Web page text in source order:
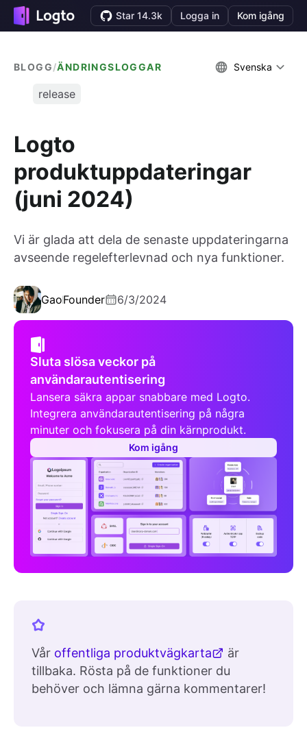
Star 14.3k Logga in Kom igång
BLOGG/ÄNDRINGSLOGGAR Svenska
release
Logto
produktuppdateringar
(juni 2024)
Vi är glada att dela de senaste uppdateringarna
avseende regelefterlevnad och nya funktioner.
GaoFounder 6/3/2024
Sluta slösa veckor på
användarautentisering
Lansera säkra appar snabbare med Logto.
Integrera användarautentisering på några
minuter och fokusera på din kärnprodukt.
Kom igång
Vår offentliga produktvägkarta
är
tillbaka. Rösta på de funktioner du
behöver och lämna gärna kommentarer!